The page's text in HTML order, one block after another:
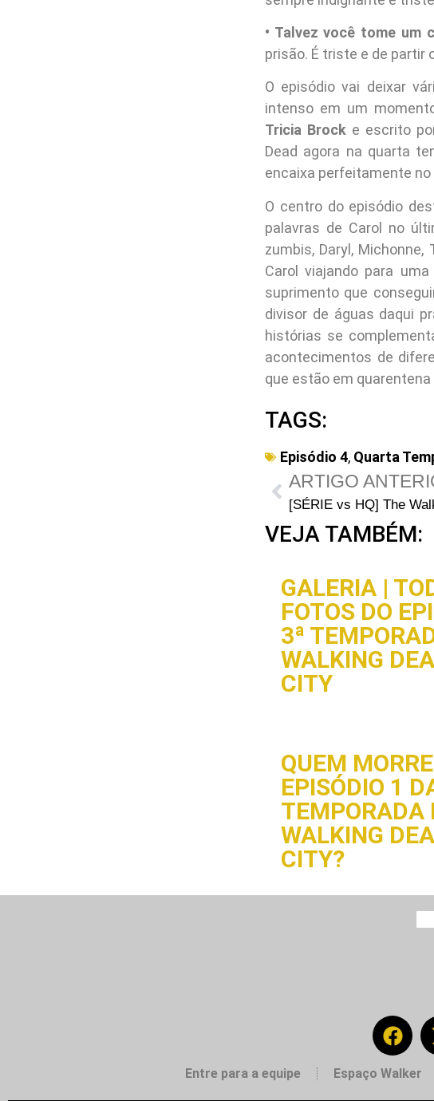
• Talvez você tome um
prisão. É triste e de partir
O episódio vai deixar
intenso em um
Tricia Brock e escrito
Dead agora na quarta
encaixa perfeitamente
O centro do episódio
palavras de Carol no
zumbis, Daryl,
Carol viajando para
suprimento que
divisor de águas daqui
histórias se
acontecimentos de
que estão em
TAGS:
Episódio 4, Quarta
ARTIGO
VEJA TAMBÉM:
GALERIA |
FOTOS DO
3ª
WALKING
CITY
QUEM
EPISÓDIO 1
TEMPORADA
WALKING
CITY?
Entre para a equipe Espaço Walker